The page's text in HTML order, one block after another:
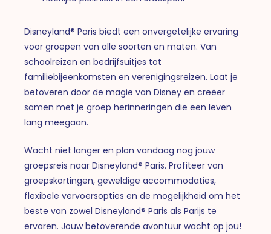
Disneyland® Paris biedt een onvergetelijke ervaring
voor groepen van alle soorten en maten. Van
schoolreizen en bedrijfsuitjes tot
familiebijeenkomsten en verenigingsreizen. Laat je
betoveren door de magie van Disney en creëer
samen met je groep herinneringen die een leven
lang meegaan.
Wacht niet langer en plan vandaag nog jouw
groepsreis naar Disneyland® Paris. Profiteer van
groepskortingen, geweldige accommodaties,
flexibele vervoersopties en de mogelijkheid om het
beste van zowel Disneyland® Paris als Parijs te
ervaren. Jouw betoverende avontuur wacht op jou!